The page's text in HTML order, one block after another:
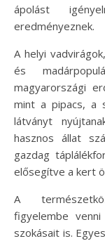
ápolást
eredményeznek.
A helyi
és
magyarországi
mint a pipacs, a
látványt
hasznos állat
gazdag
elősegítve a kert
A
figyelembe
szokásait is.